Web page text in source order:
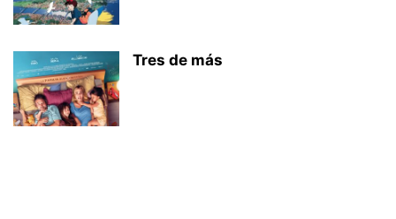
Tres de más